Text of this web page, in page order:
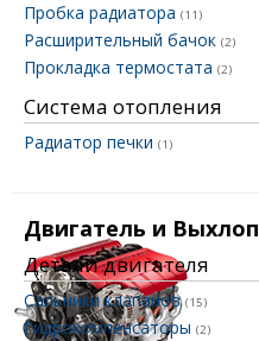
Пробка радиатора (11)
Расширительный бачок (2)
Прокладка термостата (2)
Система отопления
Радиатор печки (1)
Двигатель и Выхлоп
Детали двигателя
Сальники клапанов(15)
Гидрокомпенсаторы (2)